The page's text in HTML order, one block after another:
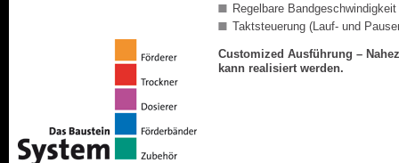
Regelbare Bandgeschwindigkeit
Taktsteuerung (Lauf- und
Customized Ausführung –
kann realisiert werden.